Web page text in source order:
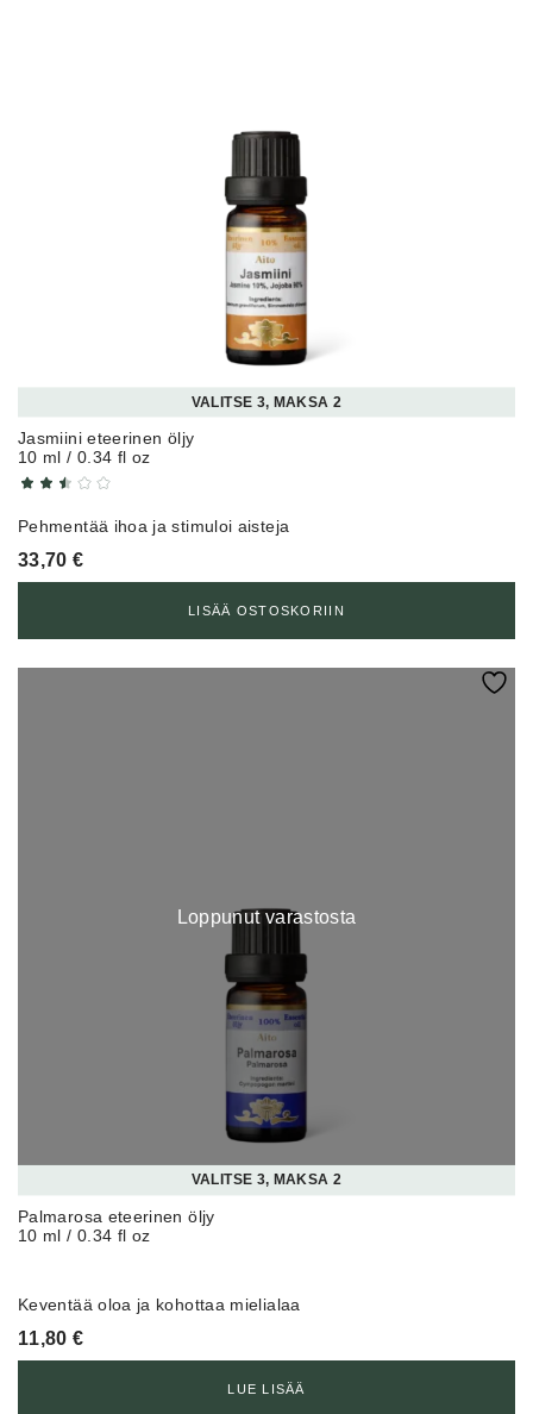
VALITSE 3, MAKSA 2
Jasmiini eteerinen öljy
10 ml / 0.34 fl oz
Pehmentää ihoa ja stimuloi aisteja
33,70€
LISÄÄ OSTOSKORIIN
Loppunut varastosta
VALITSE 3, MAKSA 2
Palmarosa eteerinen öljy
10 ml / 0.34 fl oz
Keventää oloa ja kohottaa mielialaa
11,80€
LUE LISÄÄ